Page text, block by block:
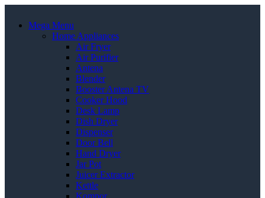
Mega Menu
Home Appliances
Air Fryer
Air Purifier
Antena
Blender
Booster Antena TV
Cooker Hood
Desk Lamp
Dish Dryer
Dispenser
Door Bell
Hand Dryer
Jar Pot
Juicer Extractor
Kettle
Kompor